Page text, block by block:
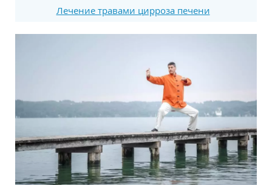
Лечение травами цирроза печени